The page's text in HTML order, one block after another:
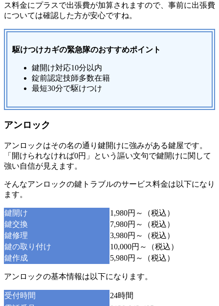
ス料金にプラスで出張費が加算されますので、事前に出張費
については確認した方が安心ですね。
駆けつけカギの緊急隊のおすすめポイント
鍵開け対応10分以内
錠前認定技師多数在籍
最短30分で駆けつけ
アンロック
アンロックはその名の通り鍵開けに強みがある鍵屋です。
「開けられなければ0円」という謳い文句で鍵開けに関して
強い自信が見えます。
そんなアンロックの鍵トラブルのサービス料金は以下になり
ます。
鍵開け
1,980円～（税込）
鍵交換
7,980円～（税込）
鍵修理
3,980円～（税込）
鍵の取り付け
10,000円～（税込）
鍵作成
5,980円～（税込）
アンロックの基本情報は以下になります。
受付時間
24時間